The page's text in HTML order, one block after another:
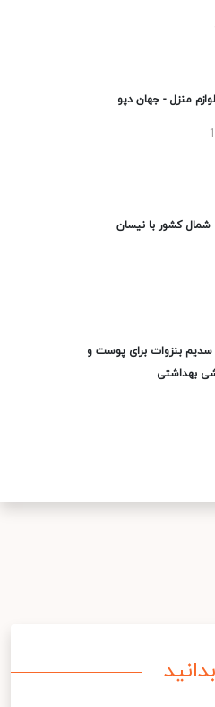
منزل - جهان دپو
کشور با نیسان
بنزوات برای پوست و
بهداشتی